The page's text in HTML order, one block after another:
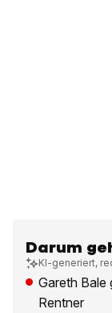
Darum
KI-generiert,
Gareth Bale
Rentner